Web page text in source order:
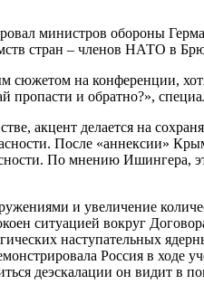
министров обороны
стран – членов НАТО в
сюжетом на
пропасти и обратно?»,
акцент делается на
После «аннексии»
По мнению
и увеличение
ситуацией вокруг
наступательных
Россия в
деэскалации он видит в